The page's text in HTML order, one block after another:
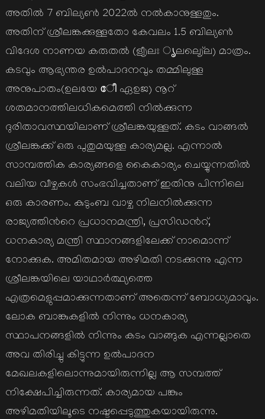
അതില്‍ 7 ബില്യണ്‍ 2022ല്‍ നല്‍കാനുള്ളതും.
അതിന് ശ്രീലങ്കക്കുള്ളതോ കേവലം 1.5 ബില്യണ്‍
വിദേശ നാണയ കരുതല്‍ (ളീൃലഃ ൃലലെൃ്ല) മാത്രം.
കടവും ആഭ്യന്തര ഉല്‍പാദനവും തമ്മിലുള്ള
അനുപാതം(ഉലയേ ീേ ഏഉജ) നൂറ്
ശതമാനത്തിലധികമെത്തി നില്‍ക്കുന്ന
ദുരിതാവസ്ഥയിലാണ് ശ്രീലങ്കയുള്ളത്. കടം വാങ്ങല്‍
ശ്രീലങ്കക്ക് ഒരു പുതുമയുള്ള കാര്യമല്ല. എന്നാല്‍
സാമ്പത്തിക കാര്യങ്ങളെ കൈകാര്യം ചെയ്യുന്നതില്‍
വലിയ വീഴ്ചകള്‍ സംഭവിച്ചതാണ് ഇതിനു പിന്നിലെ
ഒരു കാരണം. കുടുംബ വാഴ്ച നിലനില്‍ക്കുന്ന
രാജ്യത്തിന്‍റെ പ്രധാനമന്ത്രി, പ്രസിഡന്‍റ്,
ധനകാര്യ മന്ത്രി സ്ഥാനങ്ങളിലേക്ക് നാമൊന്ന്
നോക്കുക. അമിതമായ അഴിമതി നടക്കുന്നു എന്ന
ശ്രീലങ്കയിലെ യാഥാര്‍ത്ഥ്യത്തെ
എത്രമെളുപ്പമാക്കുന്നതാണ് അതെന്ന് ബോധ്യമാവും.
ലോക ബാങ്കുകളില്‍ നിന്നും ധനകാര്യ
സ്ഥാപനങ്ങളില്‍ നിന്നും കടം വാങ്ങുക എന്നല്ലാതെ
അവ തിരിച്ചു കിട്ടുന്ന ഉല്‍പാദന
മേഖലകളിലൊന്നുമായിരുന്നില്ല ആ സമ്പത്ത്
നിക്ഷേപിച്ചിരുന്നത്. കാര്യമായ പങ്കും
അഴിമതിയിലൂടെ നഷ്ടപ്പെടുത്തുകയായിരുന്നു.